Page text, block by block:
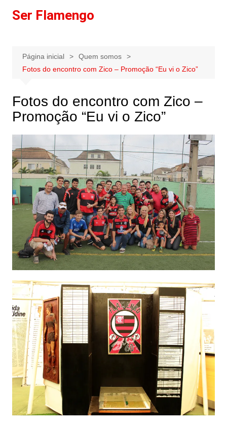
paraSer Flamengo
Página inicial
Quem somos
Fotos do encontro com Zico – Promoção “Eu vi o Zico”
Fotos do encontro com Zico –
Promoção “Eu vi o Zico”